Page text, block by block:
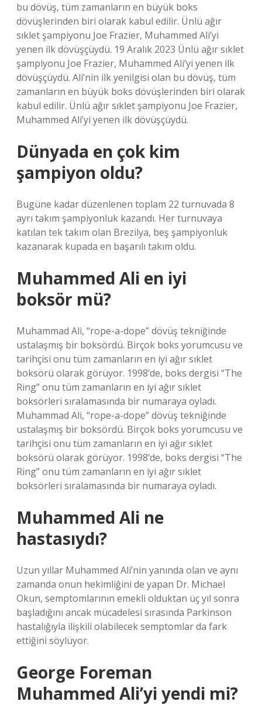
bu dövüş, tüm zamanların en büyük boks
dövüşlerinden biri olarak kabul edilir. Ünlü ağır
sıklet şampiyonu Joe Frazier, Muhammed Ali’yi
yenen ilk dövüşçüydü. 19 Aralık 2023 Ünlü ağır sıklet
şampiyonu Joe Frazier, Muhammed Ali’yi yenen ilk
dövüşçüydü. Ali’nin ilk yenilgisi olan bu dövüş, tüm
zamanların en büyük boks dövüşlerinden biri olarak
kabul edilir. Ünlü ağır sıklet şampiyonu Joe Frazier,
Muhammed Ali’yi yenen ilk dövüşçüydü.
Dünyada en çok kim
şampiyon oldu?
Bugüne kadar düzenlenen toplam 22 turnuvada 8
ayrı takım şampiyonluk kazandı. Her turnuvaya
katılan tek takım olan Brezilya, beş şampiyonluk
kazanarak kupada en başarılı takım oldu.
Muhammed Ali en iyi
boksör mü?
Muhammad Ali, “rope-a-dope” dövüş tekniğinde
ustalaşmış bir boksördü. Birçok boks yorumcusu ve
tarihçisi onu tüm zamanların en iyi ağır sıklet
boksörü olarak görüyor. 1998’de, boks dergisi “The
Ring” onu tüm zamanların en iyi ağır sıklet
boksörleri sıralamasında bir numaraya oyladı.
Muhammad Ali, “rope-a-dope” dövüş tekniğinde
ustalaşmış bir boksördü. Birçok boks yorumcusu ve
tarihçisi onu tüm zamanların en iyi ağır sıklet
boksörü olarak görüyor. 1998’de, boks dergisi “The
Ring” onu tüm zamanların en iyi ağır sıklet
boksörleri sıralamasında bir numaraya oyladı.
Muhammed Ali ne
hastasıydı?
Uzun yıllar Muhammed Ali’nin yanında olan ve aynı
zamanda onun hekimliğini de yapan Dr. Michael
Okun, semptomlarının emekli olduktan üç yıl sonra
başladığını ancak mücadelesi sırasında Parkinson
hastalığıyla ilişkili olabilecek semptomlar da fark
ettiğini söylüyor.
George Foreman
Muhammed Ali’yi yendi mi?